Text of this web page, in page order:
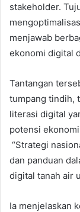
stakeholder.
menjawab
ekonomi digital
Tantangan
tumpang tindih,
literasi digital
potensi
“Strategi
dan panduan
digital tanah air
Ia menjelaskan